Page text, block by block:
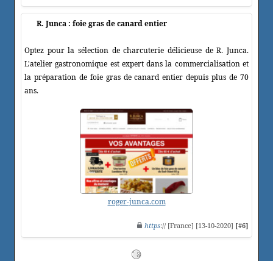
R. Junca : foie gras de canard entier
Optez pour la sélection de charcuterie délicieuse de R. Junca.
L'atelier gastronomique est expert dans la commercialisation et
la préparation de foie gras de canard entier depuis plus de 70
ans.
roger-junca.com
https:// [France] [13-10-2020] [#6]